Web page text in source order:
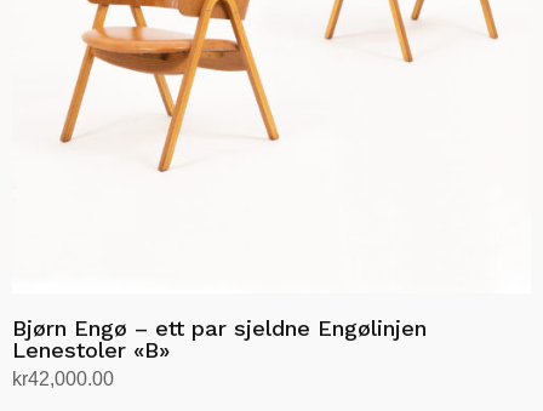
Bjørn Engø – ett par sjeldne Engølinjen
Lenestoler «B»
kr42,000.00